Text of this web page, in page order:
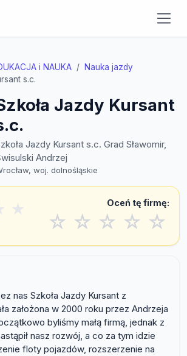
i NAUKA
Nauka jazdy
s.c.
Jazdy Kursant
Jazdy Kursant s.c. Grad Sławomir,
Andrzej
woj. dolnośląskie
★ Oceń tę firmę:
☆ ☆ ☆ ☆ ☆
nas Szkoła Jazdy Kursant z
założona w 2000 roku przez Andrzeja
byliśmy małą firmą, jednak z
nasz rozwój, a co za tym idzie
floty pojazdów, rozszerzenie na